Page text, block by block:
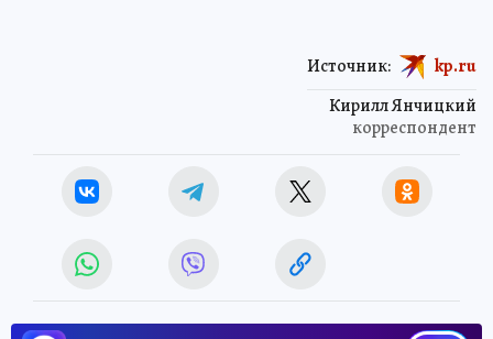
Кирилл Янчицкий
корреспондент
Источник: kp.ru